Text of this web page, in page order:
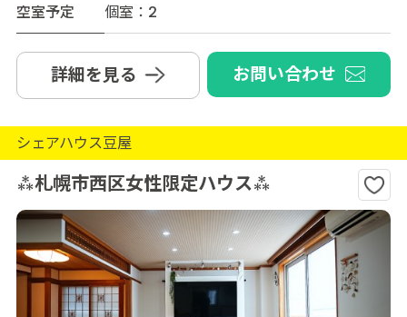
空室予定
個室：2
詳細を見る お問い合わせ
シェアハウス豆屋
⁂札幌市西区女性限定ハウス⁂